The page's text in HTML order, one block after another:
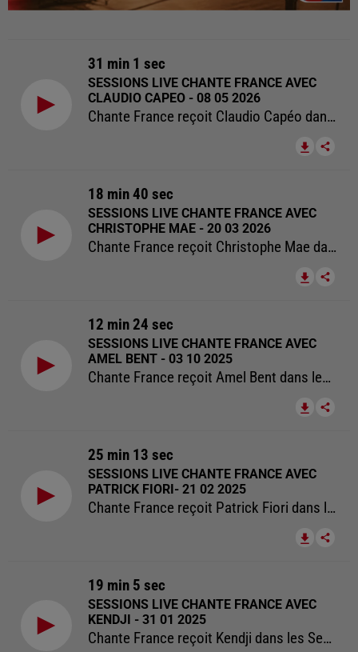
31 min 1 sec
SESSIONS LIVE CHANTE FRANCE AVEC
CLAUDIO CAPEO - 08 05 2026
Chante France reçoit Claudio Capéo dans les Sessions Live Chante France
18 min 40 sec
SESSIONS LIVE CHANTE FRANCE AVEC
CHRISTOPHE MAE - 20 03 2026
Chante France reçoit Christophe Mae dans les Sessions Live Chante France
12 min 24 sec
SESSIONS LIVE CHANTE FRANCE AVEC
AMEL BENT - 03 10 2025
Chante France reçoit Amel Bent dans les Sessions Live Chante France
25 min 13 sec
SESSIONS LIVE CHANTE FRANCE AVEC
PATRICK FIORI- 21 02 2025
Chante France reçoit Patrick Fiori dans les Sessions Live Chante France.
19 min 5 sec
SESSIONS LIVE CHANTE FRANCE AVEC
KENDJI - 31 01 2025
Chante France reçoit Kendji dans les Sessions Live Chante France.